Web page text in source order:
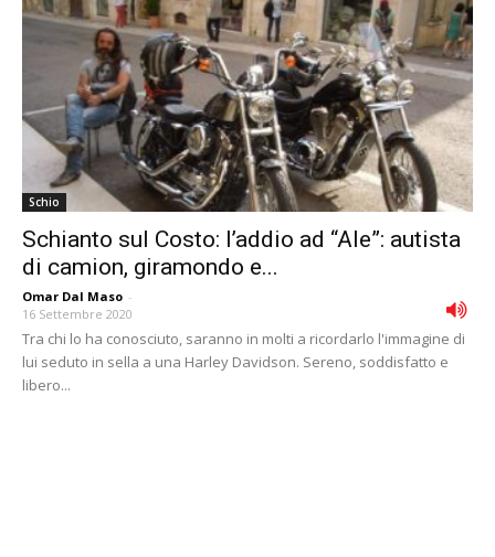
Schio
Schianto sul Costo: l’addio ad “Ale”: autista
di camion, giramondo e...
Omar Dal Maso -
16 Settembre 2020
Tra chi lo ha conosciuto, saranno in molti a ricordarlo l'immagine di
lui seduto in sella a una Harley Davidson. Sereno, soddisfatto e
libero...